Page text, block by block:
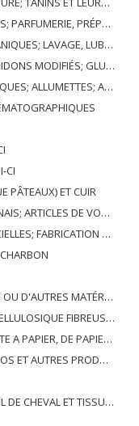
COSMÉTIQUES OU DE TOILETTE
PÂTES À MODÉLISER, CIRES DENTAIRES ET PRÉPARATIONS DENTAIRES À BASE DE PLÂTRE
GLUES; ENZYMES
CERTAINES PRÉPARATIONS COMBUSTIBLES
CI
PÂTEAUX) ET CUIR
ARTICLES DE GUT ANIMAL (AUTRE QUE GUT DE SOIE-VERT)
DE CELLES-CI
BASKETWARE ET WICKERWORK
RÉCUPÉRÉ (DÉCHETS ET DÉCHETS)
DE PAPIER OU DE CARTON
MANUSCRITS, TYPESCRIPTS ET PLANS
ET TISSU TISSÉ